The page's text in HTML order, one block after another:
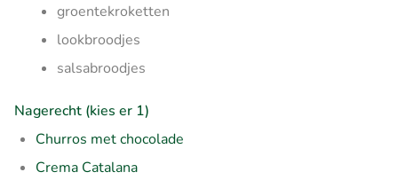
groentekroketten
lookbroodjes
salsabroodjes
Nagerecht (kies er 1)
Churros met chocolade
Crema Catalana